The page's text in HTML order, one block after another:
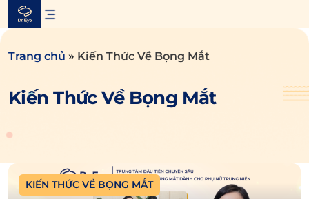
Skip
content
Trang chủ » Kiến Thức Về Bọng Mắt
Kiến Thức Về Bọng Mắt
KIẾN THỨC VỀ BỌNG MẮT